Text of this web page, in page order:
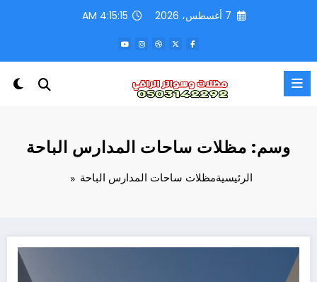
7 أغسطس، 2026 4:15:15 AM
وسم: مظلات ساحات المدارس الباحة
الرئيسيةمظلات ساحات المدارس الباحة